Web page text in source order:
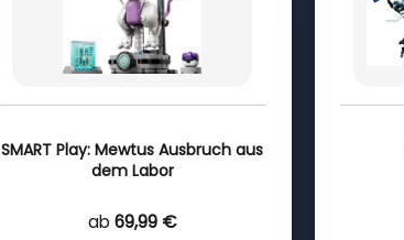
SMART Play: Mewtus Ausbruch aus
dem Labor
ab 69,99 €